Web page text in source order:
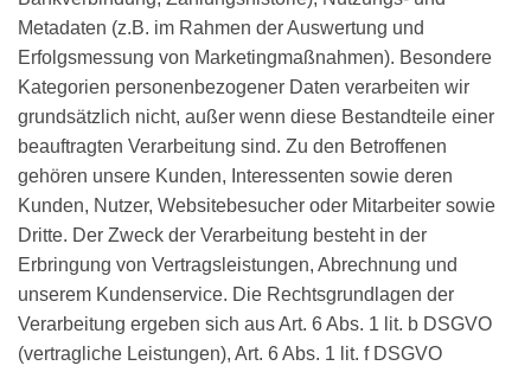
Metadaten (z.B. im Rahmen der Auswertung und
Erfolgsmessung von Marketingmaßnahmen). Besondere
Kategorien personenbezogener Daten verarbeiten wir
grundsätzlich nicht, außer wenn diese Bestandteile einer
beauftragten Verarbeitung sind. Zu den Betroffenen
gehören unsere Kunden, Interessenten sowie deren
Kunden, Nutzer, Websitebesucher oder Mitarbeiter sowie
Dritte. Der Zweck der Verarbeitung besteht in der
Erbringung von Vertragsleistungen, Abrechnung und
unserem Kundenservice. Die Rechtsgrundlagen der
Verarbeitung ergeben sich aus Art. 6 Abs. 1 lit. b DSGVO
(vertragliche Leistungen), Art. 6 Abs. 1 lit. f DSGVO